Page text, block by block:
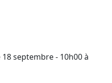
septembre - 10h00 à